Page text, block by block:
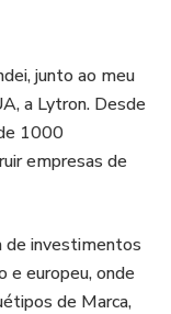
que ressoa
lealdade e
facilmente
específicas da
junto ao meu
a Lytron. Desde
1000
empresas de
de investimentos
e europeu, onde
de Marca,